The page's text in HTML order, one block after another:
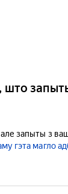
што
запыты з
гэта магло